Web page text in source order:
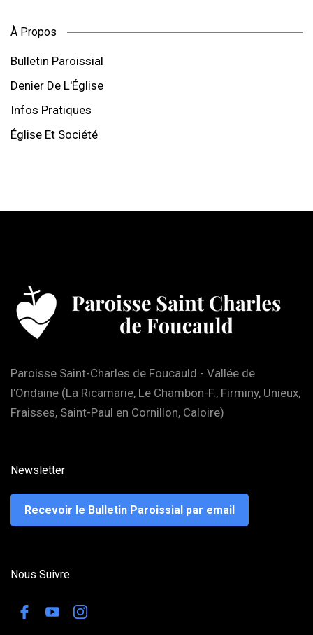
À Propos
Bulletin Paroissial
Denier De L'Église
Infos Pratiques
Église Et Société
Paroisse Saint-Charles de Foucauld - Vallée de
l'Ondaine (La Ricamarie, Le Chambon-F., Firminy, Unieux,
Fraisses, Saint-Paul en Cornillon, Caloire)
Newsletter
Recevoir le Bulletin Paroissial par email
Nous Suivre